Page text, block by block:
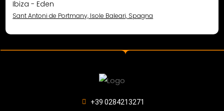
Ibiza - Eden
Sant Antoni de Portmany, Isole Baleari, Spagna
+39 0284213271